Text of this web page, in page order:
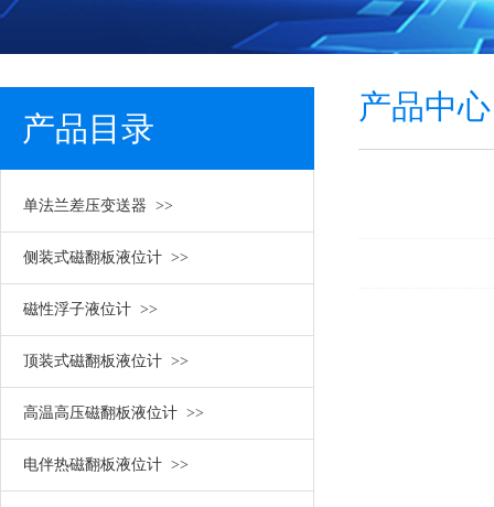
产品目录
/ PRODUCT MENU
单法兰差压变送器 >>
侧装式磁翻板液位计 >>
磁性浮子液位计 >>
顶装式磁翻板液位计 >>
高温高压磁翻板液位计 >>
电伴热磁翻板液位计 >>
产品中心